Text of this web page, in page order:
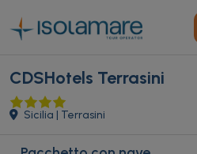
CDSHotels Terrasini
Sicilia | Terrasini